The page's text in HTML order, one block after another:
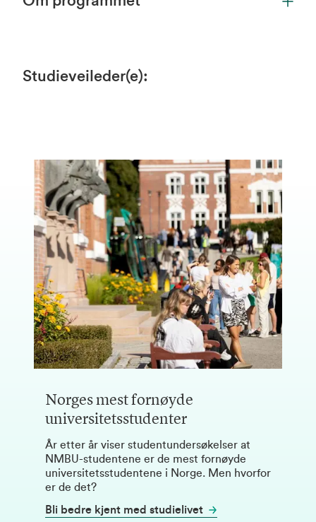
Studieveileder(e):
Norges mest fornøyde
universitetsstudenter
År etter år viser studentundersøkelser at
NMBU-studentene er de mest fornøyde
universitetsstudentene i Norge. Men hvorfor
er de det?
Bli bedre kjent med studielivet